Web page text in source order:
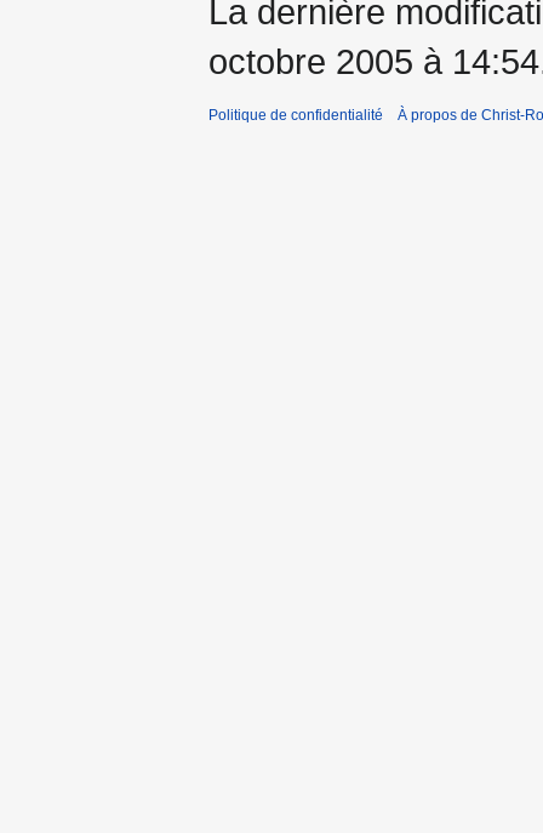
La dernière
octobre 2005 à
Politique de confidentialité À propos de Christ-